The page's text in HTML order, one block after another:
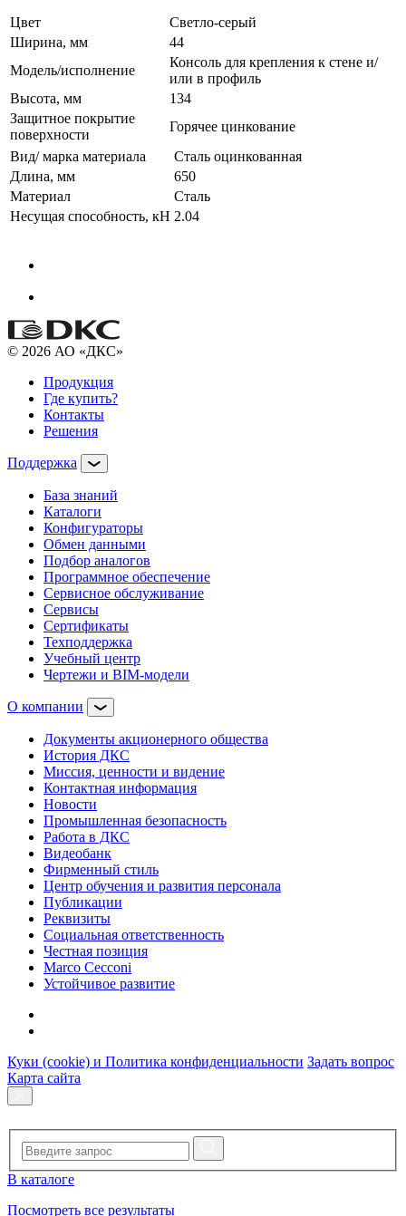
Цвет
Светло-серый
Ширина, мм
44
Модель/исполнение
Консоль для крепления к стене и/
или в профиль
Высота, мм
134
Защитное покрытие
поверхности
Горячее цинкование
Вид/ марка материала
Сталь оцинкованная
Длина, мм
650
Материал
Сталь
Несущая способность, кН 2.04
© 2026 АО «ДКС»
Продукция
Где купить?
Контакты
Решения
Поддержка
База знаний
Каталоги
Конфигураторы
Обмен данными
Подбор аналогов
Программное обеспечение
Сервисное обслуживание
Сервисы
Сертификаты
Техподдержка
Учебный центр
Чертежи и BIM-модели
О компании
Документы акционерного общества
История ДКС
Миссия, ценности и видение
Контактная информация
Новости
Промышленная безопасность
Работа в ДКС
Видеобанк
Фирменный стиль
Центр обучения и развития персонала
Публикации
Реквизиты
Социальная ответственность
Честная позиция
Marco Cecconi
Устойчивое развитие
Куки (cookie) и Политика конфиденциальности Задать вопрос
Карта сайта
В каталоге
Посмотреть все результаты